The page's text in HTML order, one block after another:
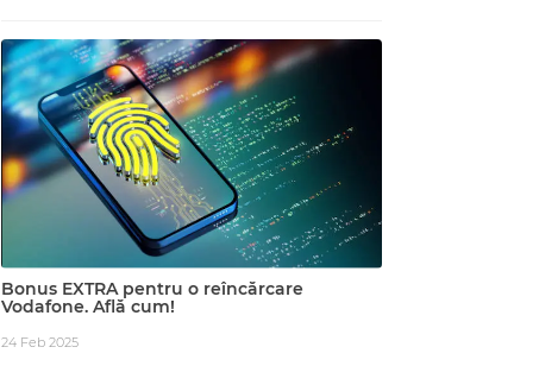
Bonus EXTRA pentru o reîncărcare
Vodafone. Află cum!
24 Feb 2025